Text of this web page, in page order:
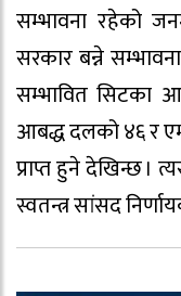
सम्भावना रहेको
सरकार बन्ने सम्भावना
सम्भावित सिटका
आबद्ध दलको ४६ र
प्राप्त हुने देखिन्छ
स्वतन्त्र सांसद